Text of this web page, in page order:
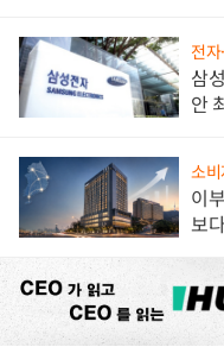
전자
삼
안
소비
이
보